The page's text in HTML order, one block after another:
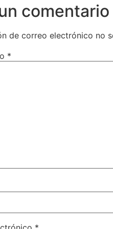
comentario
de correo electrónico no
*